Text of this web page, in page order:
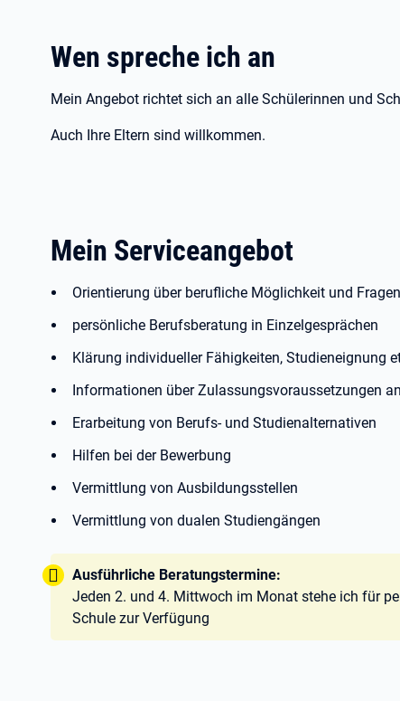
Wen spreche ich an
Mein Angebot richtet sich an alle Schülerinnen und
Auch Ihre Eltern sind willkommen.
Mein Serviceangebot
Orientierung über berufliche Möglichkeit und
persönliche Berufsberatung in Einzelgesprächen
Klärung individueller Fähigkeiten, Studieneignung
Informationen über Zulassungsvoraussetzungen
Erarbeitung von Berufs- und Studienalternativen
Hilfen bei der Bewerbung
Vermittlung von Ausbildungsstellen
Vermittlung von dualen Studiengängen
Tipp:
Ausführliche Beratungstermine:
Jeden 2. und 4. Mittwoch im Monat stehe ich für
Schule zur Verfügung